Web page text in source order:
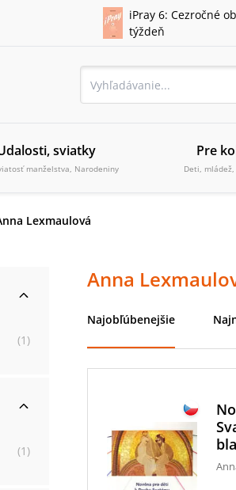
iPray 6: Cezročné
týždeň
sviatky
manželstva, Narodeniny
Pre
Deti,
Lexmaulová
(1 )
(1 )
Anna
Najobľúbenejšie